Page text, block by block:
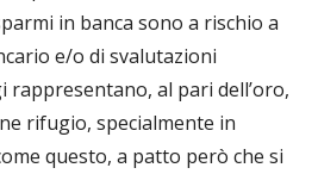
in banca sono a rischio a
e/o di svalutazioni
al pari dell’oro,
rifugio, specialmente in
questo, a patto però che si